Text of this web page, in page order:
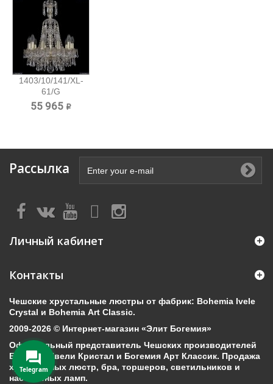
1403/10/141/XL-
61/G
Хрустальная...
55 965 ₽
Рассылка
Личный кабинет
Контакты
Чешские хрустальные люстры от фабрик: Bohemia Ivele
Crystal и Bohemia Art Classic.
2009-2026 © Интернет-магазин «Элит Богемия»
Официальный представитель Чешских производителей
Богемия Ивели Кристал и Богемия Арт Классик. Продажа
хрустальных люстр, бра, торшеров, светильников и
настольных ламп.
Telegram